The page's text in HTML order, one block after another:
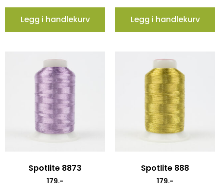
Legg i handlekurv Legg i handlekurv
Spotlite 8873 Spotlite 888